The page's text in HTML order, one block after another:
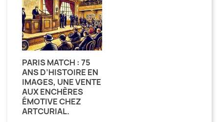
PARIS MATCH : 75
ANS D’HISTOIRE EN
IMAGES, UNE VENTE
AUX ENCHÈRES
ÉMOTIVE CHEZ
ARTCURIAL.